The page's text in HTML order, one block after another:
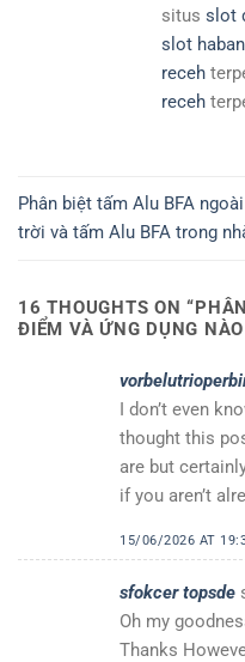
situs slot
slot
receh
receh
Phân biệt tấm Alu BFA ngoài
trời và tấm Alu BFA trong
16 THOUGHTS ON “
ĐIỂM VÀ ỨNG DỤNG
I don’t even
thought this
are but
if you aren’t
15/06/2026 AT
sfokcer topsde
Oh my
Thanks